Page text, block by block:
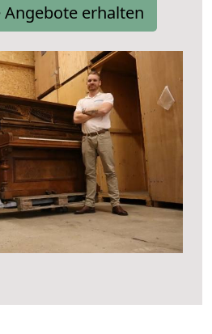
Angebote erhalten